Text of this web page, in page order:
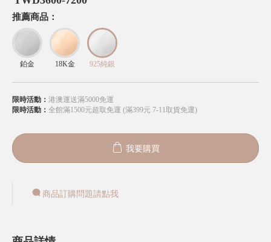
推薦商品：
鉑金 18K金 925純銀
限時活動： 港澳運送滿5000免運
限時活動： 全館滿1500元超取免運 (滿399元 7-11取貨免運)
我要購買
商品訂購問題請點我